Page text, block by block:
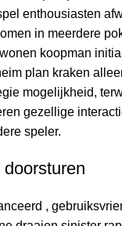
enthousiasten
in meerdere
koopman
plan kraken
mogelijkheid,
gezellige
speler.
,